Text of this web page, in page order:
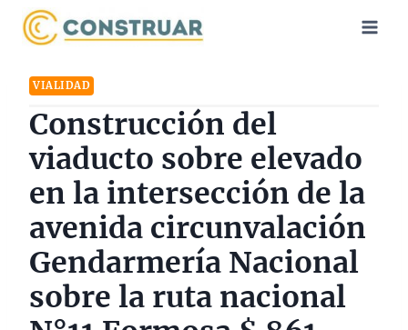
Saltar
VIALIDAD
Construcción del
viaducto sobre elevado
en la intersección de la
avenida circunvalación
Gendarmería Nacional
sobre la ruta nacional